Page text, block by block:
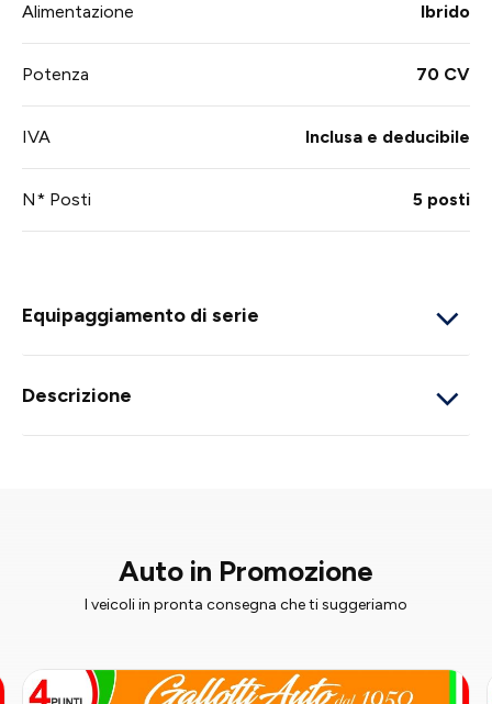
Alimentazione Ibrido
Potenza 70 CV
IVA Inclusa e deducibile
N* Posti 5 posti
Equipaggiamento di serie
Descrizione
Auto in Promozione
I veicoli in pronta consegna che ti suggeriamo